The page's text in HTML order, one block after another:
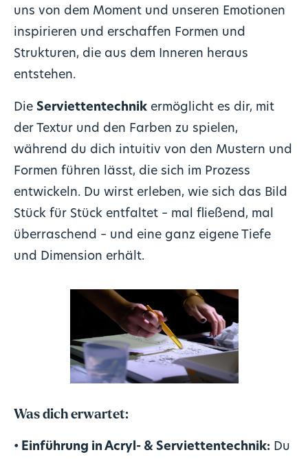
uns von dem Moment und unseren Emotionen
inspirieren und erschaffen Formen und
Strukturen, die aus dem Inneren heraus
entstehen.
Die Serviettentechnikermöglicht es dir, mit
der Textur und den Farben zu spielen,
während du dich intuitiv von den Mustern und
Formen führen lässt, die sich im Prozess
entwickeln. Du wirst erleben, wie sich das Bild
Stück für Stück entfaltet – mal fließend, mal
überraschend – und eine ganz eigene Tiefe
und Dimension erhält.
Was dich erwartet:
• Einführung in Acryl- & Serviettentechnik: Du